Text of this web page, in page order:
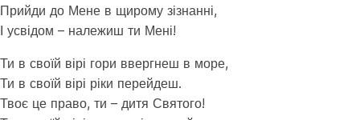
Прийди до Мене в щирому зізнанні,
І усвідом – належиш ти Мені!
Ти в своїй вірі гори ввергнеш в море,
Ти в своїй вірі ріки перейдеш.
Твоє це право, ти – дитя Святого!